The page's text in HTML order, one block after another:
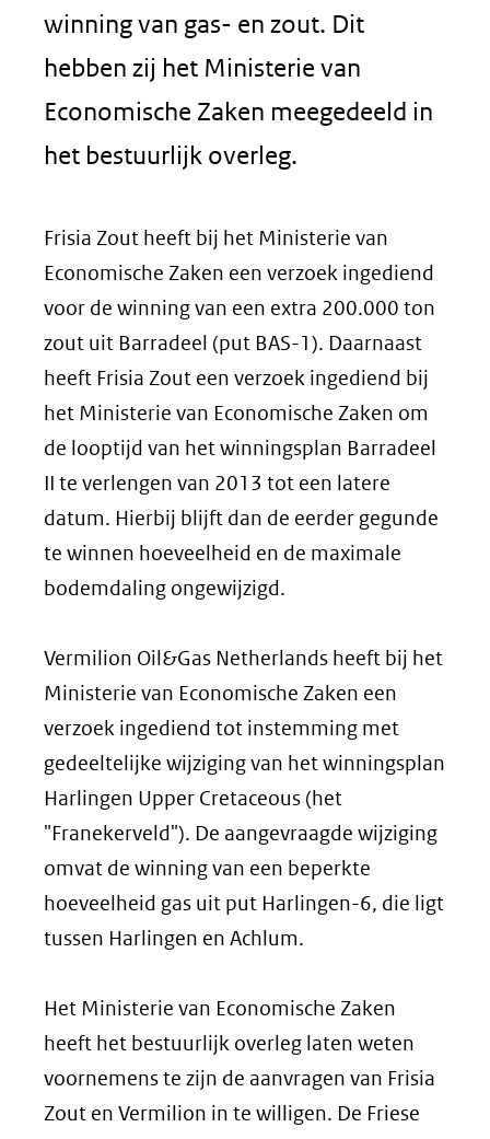
winning van gas- en zout. Dit
hebben zij het Ministerie van
Economische Zaken meegedeeld in
het bestuurlijk overleg.
Frisia Zout heeft bij het Ministerie van
Economische Zaken een verzoek ingediend
voor de winning van een extra 200.000 ton
zout uit Barradeel (put BAS-1). Daarnaast
heeft Frisia Zout een verzoek ingediend bij
het Ministerie van Economische Zaken om
de looptijd van het winningsplan Barradeel
II te verlengen van 2013 tot een latere
datum. Hierbij blijft dan de eerder gegunde
te winnen hoeveelheid en de maximale
bodemdaling ongewijzigd.
Vermilion Oil&Gas Netherlands heeft bij het
Ministerie van Economische Zaken een
verzoek ingediend tot instemming met
gedeeltelijke wijziging van het winningsplan
Harlingen Upper Cretaceous (het
"Franekerveld"). De aangevraagde wijziging
omvat de winning van een beperkte
hoeveelheid gas uit put Harlingen-6, die ligt
tussen Harlingen en Achlum.
Het Ministerie van Economische Zaken
heeft het bestuurlijk overleg laten weten
voornemens te zijn de aanvragen van Frisia
Zout en Vermilion in te willigen. De Friese